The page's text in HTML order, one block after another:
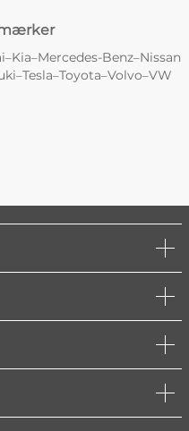
–Kia–Mercedes-Benz–Nissan
–Tesla–Toyota–Volvo–VW